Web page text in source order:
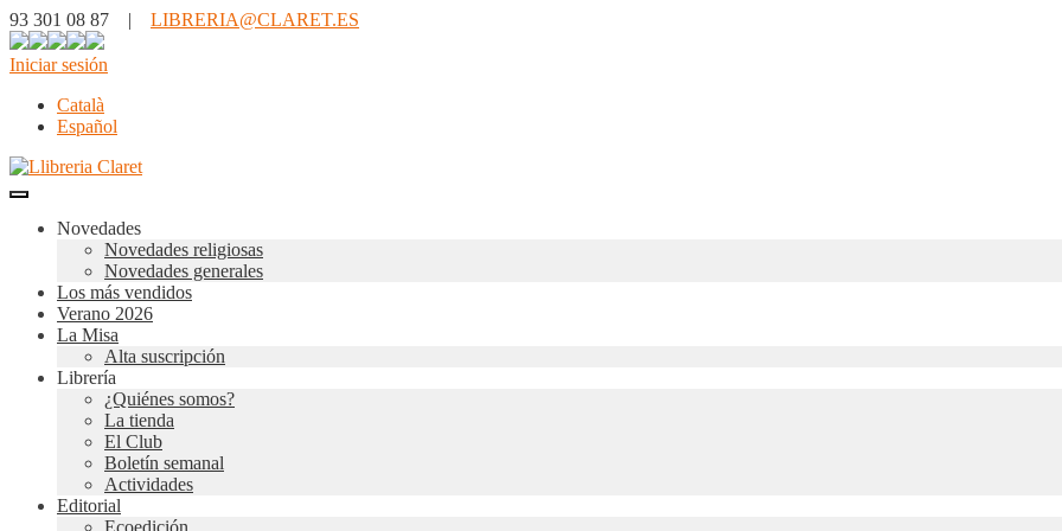
93 301 08 87 | LIBRERIA@CLARET.ES
Iniciar sesión
Català
Español
Novedades
Novedades religiosas
Novedades generales
Los más vendidos
Verano 2026
La Misa
Alta suscripción
Librería
¿Quiénes somos?
La tienda
El Club
Boletín semanal
Actividades
Editorial
Ecoedición